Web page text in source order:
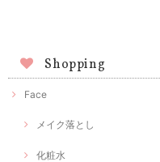
Shopping
Face
メイク落とし
化粧水